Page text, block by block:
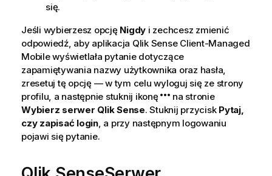
się.
Jeśli wybierzesz opcję Nigdy i zechcesz zmienić
odpowiedź, aby aplikacja Qlik Sense Client-Managed
Mobilewyświetlała pytanie dotyczące
zapamiętywania nazwy użytkownika oraz hasła,
zresetuj tę opcję — w tym celu wyloguj się ze strony
profilu, a następnie stuknij ikonę
na stronie
Wybierz serwer Qlik Sense. Stuknij przycisk Pytaj,
czy zapisać login, a przy następnym logowaniu
pojawi się pytanie.